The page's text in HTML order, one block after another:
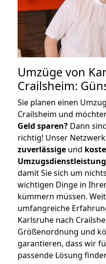
Umzüge von
Crailsheim:
Sie planen einen
Crailsheim und
Geld sparen? Dann
richtig! Unser
zuverlässige und
damit Sie sich um
wichtigen Dinge in
kümmern müssen.
umfangreiche
Karlsruhe nach
Größenordnung und
garantieren, dass wir
passende Lösung